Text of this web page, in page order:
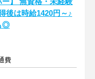
後は時給1420円～♪
◎
費